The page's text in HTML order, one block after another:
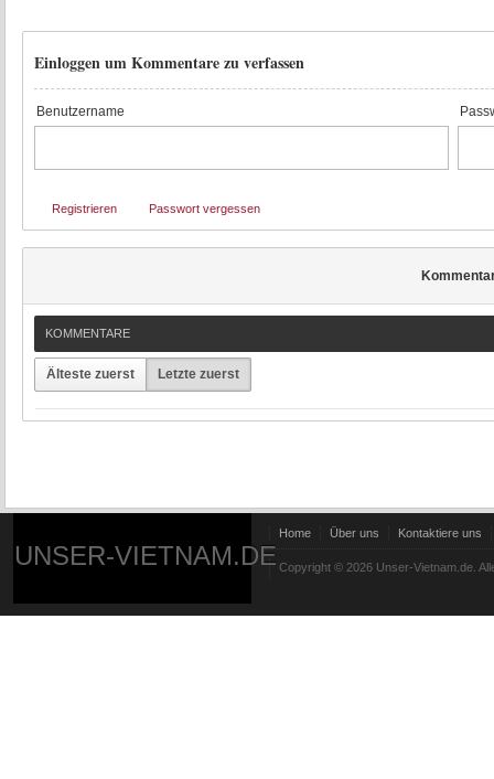
Einloggen um Kommentare zu verfassen
Benutzername
Registrieren Passwort vergessen
KOMMENTARE
Älteste zuerst Letzte zuerst
UNSER-VIETNAM.DE
Home Über uns Kontaktiere uns
Copyright © 2026 Unser-Vietnam.de.